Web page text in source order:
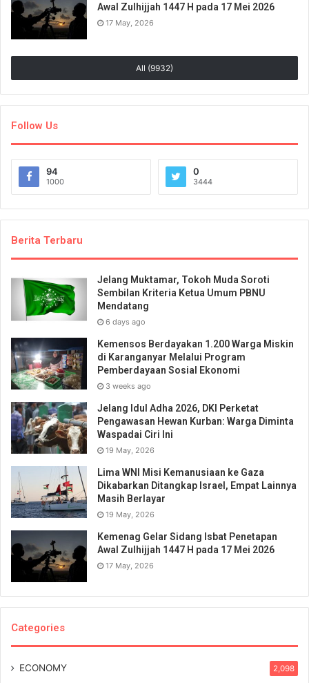
Awal Zulhijjah 1447 H pada 17 Mei 2026
17 May, 2026
All (9932)
Follow Us
94
1000
0
3444
Berita Terbaru
Jelang Muktamar, Tokoh Muda Soroti
Sembilan Kriteria Ketua Umum PBNU
Mendatang
6 days ago
Kemensos Berdayakan 1.200 Warga Miskin
di Karanganyar Melalui Program
Pemberdayaan Sosial Ekonomi
3 weeks ago
Jelang Idul Adha 2026, DKI Perketat
Pengawasan Hewan Kurban: Warga Diminta
Waspadai Ciri Ini
19 May, 2026
Lima WNI Misi Kemanusiaan ke Gaza
Dikabarkan Ditangkap Israel, Empat Lainnya
Masih Berlayar
19 May, 2026
Kemenag Gelar Sidang Isbat Penetapan
Awal Zulhijjah 1447 H pada 17 Mei 2026
17 May, 2026
Categories
ECONOMY 2,098